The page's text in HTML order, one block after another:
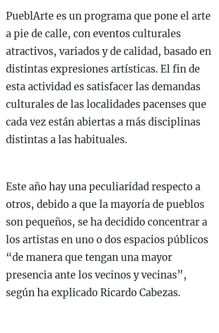
PueblArte es un programa que pone el arte
a pie de calle, con eventos culturales
atractivos, variados y de calidad, basado en
distintas expresiones artísticas. El fin de
esta actividad es satisfacer las demandas
culturales de las localidades pacenses que
cada vez están abiertas a más disciplinas
distintas a las habituales.
Este año hay una peculiaridad respecto a
otros, debido a que la mayoría de pueblos
son pequeños, se ha decidido concentrar a
los artistas en uno o dos espacios públicos
“de manera que tengan una mayor
presencia ante los vecinos y vecinas”,
según ha explicado Ricardo Cabezas.